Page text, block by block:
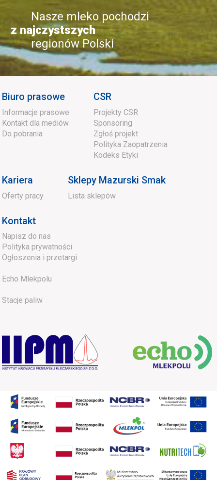
Nasze mleko pochodzi
z najczystszych
regionów Polski
Biuro prasowe
Informacje prasowe
Kontakt dla mediów
Do pobrania
CSR
Projekty CSR
Sponsoring
Zgłoś projekt
Polityka Zaopatrzenia
Kodeks Etyki
Kariera
Oferty pracy
Sklepy Mazurski Smak
Lista sklepów
Kontakt
Napisz do nas
Polityka prywatności
Ogłoszenia i przetargi
Echo Mlekpolu
Stacje paliw